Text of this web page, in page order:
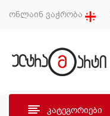
ონლაინ ვაჭრობა
კატეგორიები